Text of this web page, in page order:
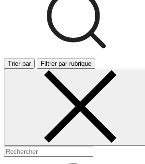
Trier par Filtrer par rubrique